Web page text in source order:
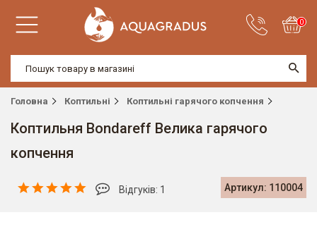
0
Головна Коптильні Коптильні гарячого копчення
Коптильня Bondareff Велика гарячого
копчення
Артикул: 110004
Відгуків: 1